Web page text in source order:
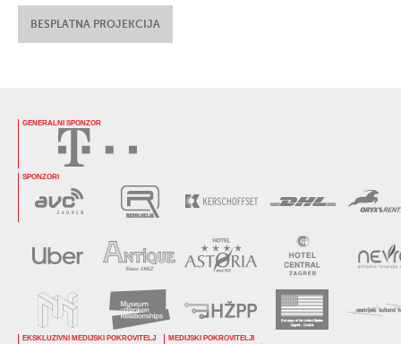
BESPLATNA PROJEKCIJA
GENERALNI SPONZOR
SPONZORI
EKSKLUZIVNI MEDIJSKI POKROVITELJ MEDIJSKI POKROVITELJI